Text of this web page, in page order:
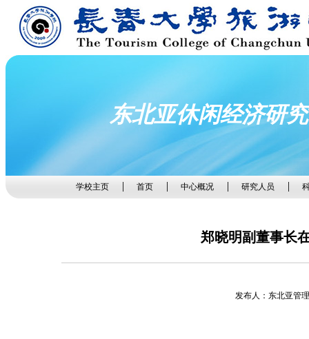
东北亚休闲经济研
学校主页 首页 中心概况 研究人员
郑晓明副董事长
发布人：东北亚管